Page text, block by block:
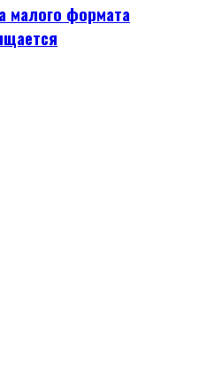
малого формата